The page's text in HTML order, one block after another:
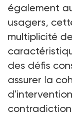
également
usagers,
multiplicité
des défis
assurer la